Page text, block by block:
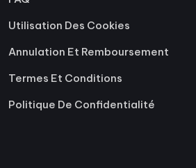
Utilisation Des Cookies
Annulation Et Remboursement
Termes Et Conditions
Politique De Confidentialité